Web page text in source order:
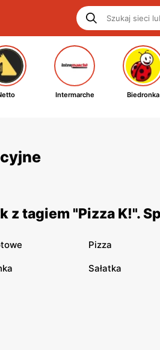
Intermarche Biedronka
tagiem "Pizza K!".
Pizza
Sałatka